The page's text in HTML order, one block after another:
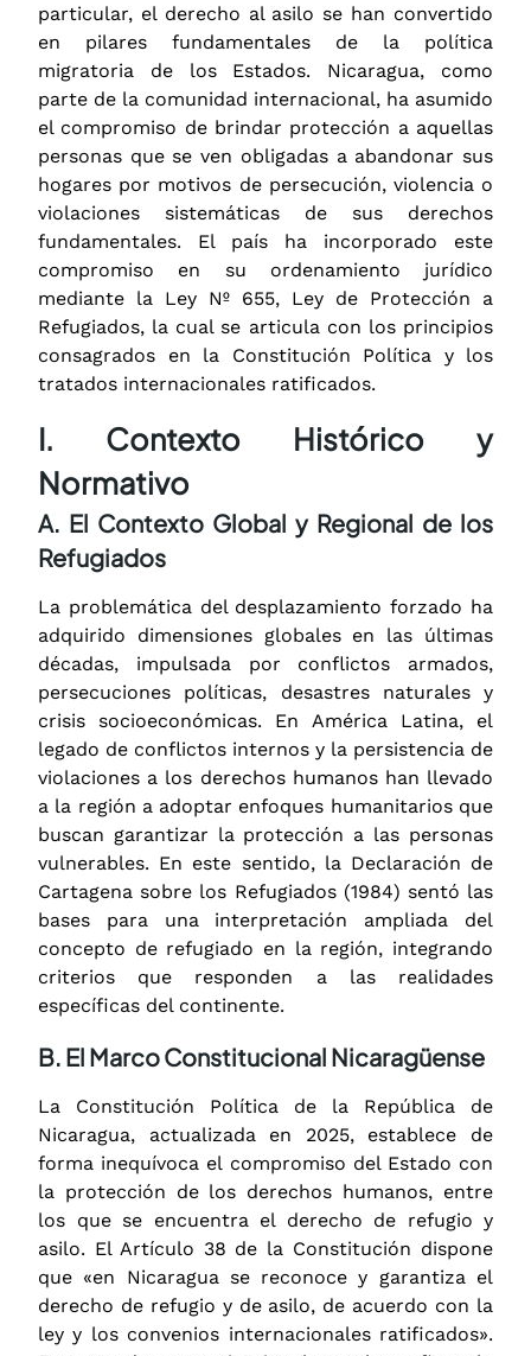
particular, el derecho al asilo se han convertido
en pilares fundamentales de la política
migratoria de los Estados. Nicaragua, como
parte de la comunidad internacional, ha asumido
el compromiso de brindar protección a aquellas
personas que se ven obligadas a abandonar sus
hogares por motivos de persecución, violencia o
violaciones sistemáticas de sus derechos
fundamentales. El país ha incorporado este
compromiso en su ordenamiento jurídico
mediante la Ley Nº 655, Ley de Protección a
Refugiados, la cual se articula con los principios
consagrados en la Constitución Política y los
tratados internacionales ratificados.
I. Contexto Histórico y
Normativo
A. El Contexto Global y Regional de los
Refugiados
La problemática del desplazamiento forzado ha
adquirido dimensiones globales en las últimas
décadas, impulsada por conflictos armados,
persecuciones políticas, desastres naturales y
crisis socioeconómicas. En América Latina, el
legado de conflictos internos y la persistencia de
violaciones a los derechos humanos han llevado
a la región a adoptar enfoques humanitarios que
buscan garantizar la protección a las personas
vulnerables. En este sentido, la Declaración de
Cartagena sobre los Refugiados (1984) sentó las
bases para una interpretación ampliada del
concepto de refugiado en la región, integrando
criterios que responden a las realidades
específicas del continente.
B. El Marco Constitucional Nicaragüense
La Constitución Política de la República de
Nicaragua, actualizada en 2025, establece de
forma inequívoca el compromiso del Estado con
la protección de los derechos humanos, entre
los que se encuentra el derecho de refugio y
asilo. El Artículo 38 de la Constitución dispone
que «en Nicaragua se reconoce y garantiza el
derecho de refugio y de asilo, de acuerdo con la
ley y los convenios internacionales ratificados»​.